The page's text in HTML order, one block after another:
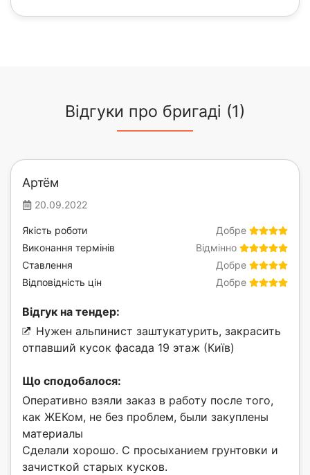
Відгуки про бригаді (1)
Артём
20.09.2022
Добре
Якість роботи
Відмінно
Виконання термінів
Добре
Ставлення
Добре
Відповідність цін
Відгук на тендер:
Нужен альпинист заштукатурить, закрасить
отпавший кусок фасада 19 этаж (Київ)
Що сподобалося:
Оперативно взяли заказ в работу после того,
как ЖЕКом, не без проблем, были закуплены
материалы
Сделали хорошо. С просыханием грунтовки и
зачисткой старых кусков.